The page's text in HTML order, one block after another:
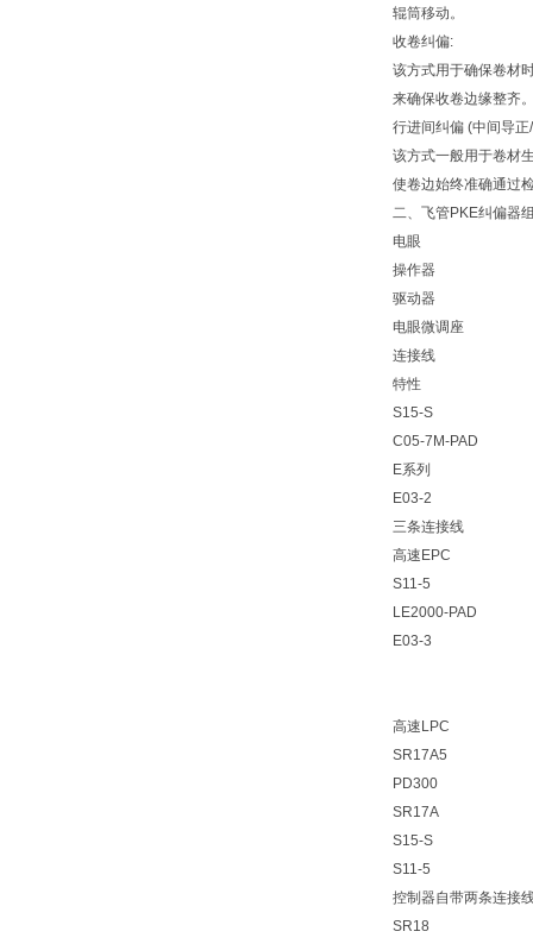
辊筒移动。
收卷纠偏:
该方式用于确保卷材
来确保收卷边缘整齐
行进间纠偏 (中间导
该方式一般用于卷材
使卷边始终准确通过
二、飞管PKE纠偏器
电眼
操作器
驱动器
电眼微调座
连接线
特性
S15-S
C05-7M-PAD
E系列
E03-2
三条连接线
高速EPC
S11-5
LE2000-PAD
E03-3
高速LPC
SR17A5
PD300
SR17A
S15-S
S11-5
控制器自带两条连接
SR18